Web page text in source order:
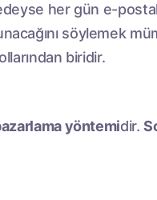
her gün e-
söylemek
biridir.
yöntemidir.